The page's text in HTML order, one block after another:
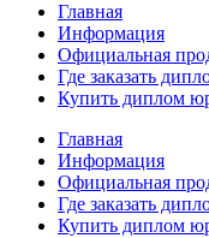
Главная
Информация
Официальная
Где заказать
Купить диплом
Главная
Информация
Официальная
Где заказать
Купить диплом